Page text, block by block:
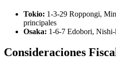
Tokio: 1-3-29 Roppongi,
principales
Osaka: 1-6-7 Edobori, Nishi-
Consideraciones